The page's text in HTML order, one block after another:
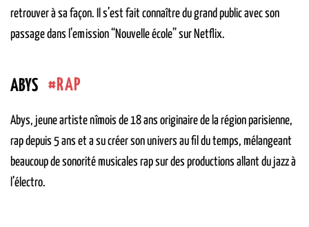
retrouver à sa façon. Il s’est fait connaître du grand public avec son
passage dans l’emission “Nouvelle école” sur Netflix.
ABYS RAP
Abys, jeune artiste nîmois de 18 ans originaire de la région parisienne,
rap depuis 5 ans et a su créer son univers au fil du temps, mélangeant
beaucoup de sonorité musicales rap sur des productions allant du jazz à
l’électro.